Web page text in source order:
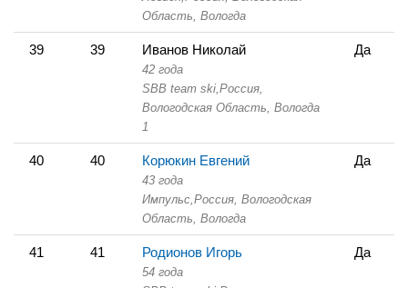
Область, Вологда
39 39 Иванов Николай
42 года
SBB team ski, Россия,
Вологодская Область, Вологда
1
Да
40 40 Корюкин Евгений
43 года
Импульс, Россия, Вологодская
Область, Вологда
Да
41 41 Родионов Игорь
54 года
Да